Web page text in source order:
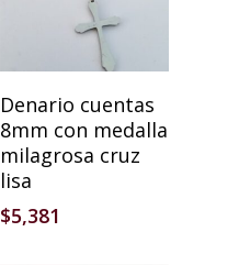
Denario cuentas
8mm con medalla
milagrosa cruz
lisa
$5,381